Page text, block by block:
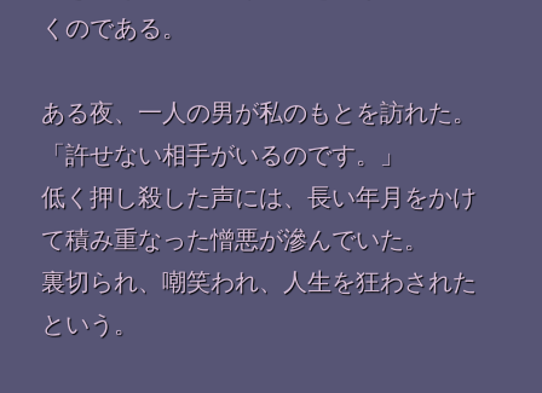
くのである。
ある夜、一人の男が私のもとを訪れた。
「許せない相手がいるのです。」
低く押し殺した声には、長い年月をかけ
て積み重なった憎悪が滲んでいた。
裏切られ、嘲笑われ、人生を狂わされた
という。